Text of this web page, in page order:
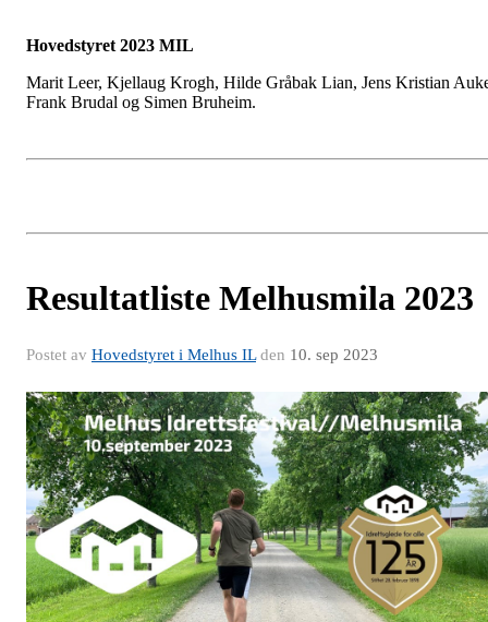
Hovedstyret 2023 MIL
Marit Leer, Kjellaug Krogh, Hilde Gråbak Lian, Jens Kristian
Frank Brudal og Simen Bruheim.
Resultatliste Melhusmila 2023
Postet av Hovedstyret i Melhus ILden 10. sep 2023